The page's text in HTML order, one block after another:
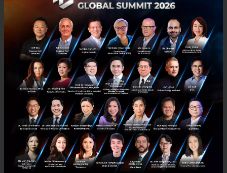
Google Launchpad looks to unicorns and Africa
Google’s Developers Launchpad this year is raising the bar of
mentorship by featuring two unicorns in its accelerator program
and initializing a regional accelerator program for Af...
March 22, 2018| ByChaowarat Yongjiranon
Mentor africa startup Article